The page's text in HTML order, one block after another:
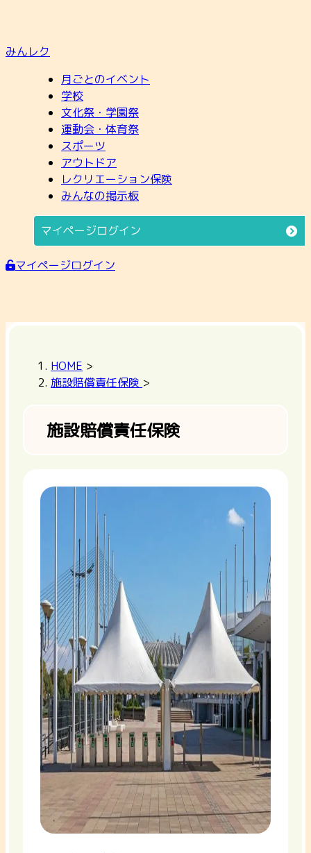
みんレク
月ごとのイベント
学校
文化祭・学園祭
運動会・体育祭
スポーツ
アウトドア
レクリエーション保険
みんなの掲示板
マイページログイン
マイページログイン
HOME >
施設賠償責任保険 >
施設賠償責任保険